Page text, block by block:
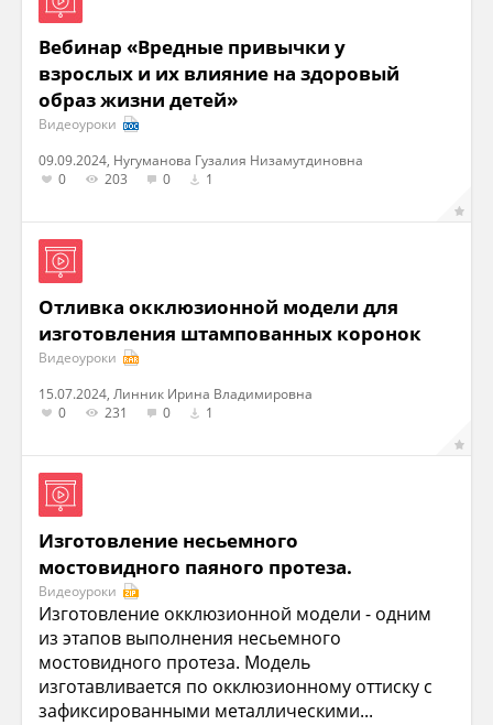
Вебинар «Вредные привычки у
взрослых и их влияние на здоровый
образ жизни детей»
Видеоуроки
09.09.2024, Нугуманова Гузалия Низамутдиновна
0
203 0 1
Отливка окклюзионной модели для
изготовления штампованных коронок
Видеоуроки
15.07.2024, Линник Ирина Владимировна
0
231 0 1
Изготовление несьемного
мостовидного паяного протеза.
Видеоуроки
Изготовление окклюзионной модели - одним
из этапов выполнения несьемного
мостовидного протеза. Модель
изготавливается по окклюзионному оттиску с
зафиксированными металлическими...